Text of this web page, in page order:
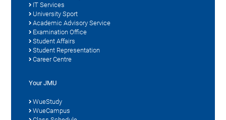
IT Services
University Sport
Academic Advisory Service
Examination Office
Student Affairs
Student Representation
Career Centre
Your JMU
WueStudy
WueCampus